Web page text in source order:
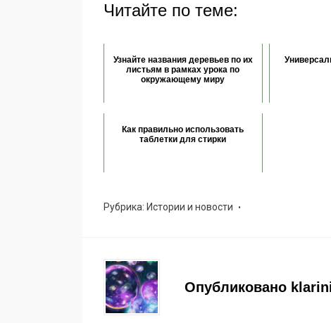
Читайте по теме:
Узнайте названия деревьев по их
листьям в рамках урока по
окружающему миру
Как правильно использовать
таблетки для стирки
Рубрика: Истории и новости
Опубликовано